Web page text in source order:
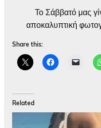
Το Σάββατό μας
αποκαλυπτική
Share this:
Related